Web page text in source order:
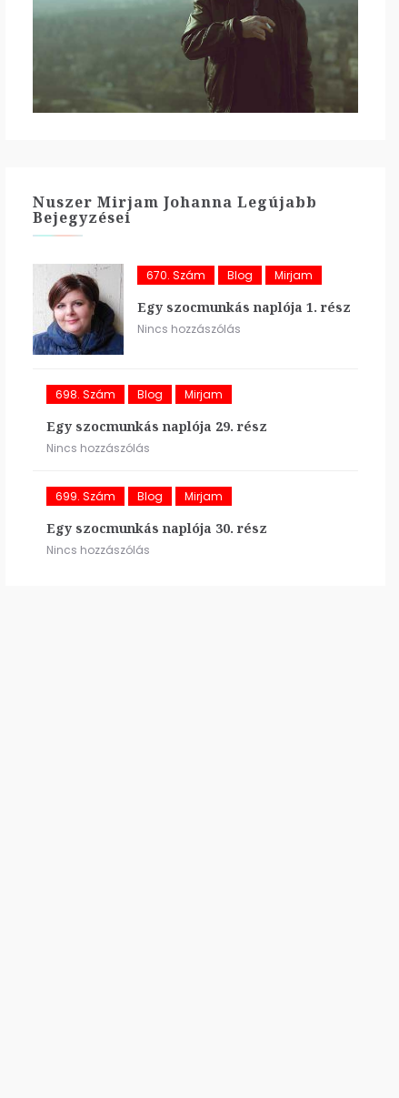
Nuszer Mirjam Johanna Legújabb
Bejegyzései
670. Szám Blog Mirjam
Egy szocmunkás naplója 1. rész
Nincs hozzászólás
698. Szám Blog Mirjam
Egy szocmunkás naplója 29. rész
Nincs hozzászólás
699. Szám Blog Mirjam
Egy szocmunkás naplója 30. rész
Nincs hozzászólás